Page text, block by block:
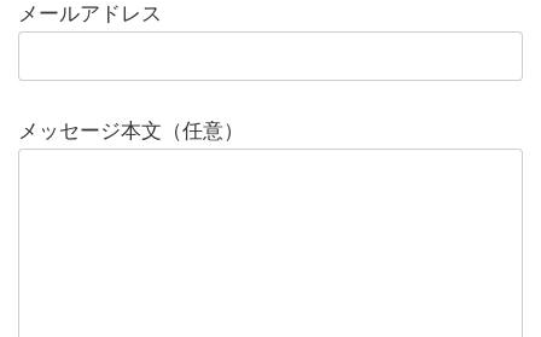
メールアドレス
メッセージ本文（任意）